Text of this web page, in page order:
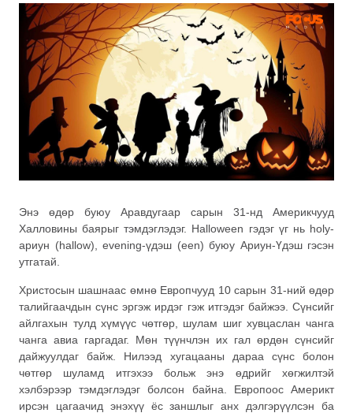
Энэ өдөр буюу Аравдугаар сарын 31-нд Америкчууд
Халловины баярыг тэмдэглэдэг. Halloween гэдэг үг нь holy-
ариун (hallow), evening-үдэш (een) буюу Ариун-Үдэш гэсэн
утгатай.
Христосын шашнаас өмнө Европчууд 10 сарын 31-ний өдөр
талийгаачдын сүнс эргэж ирдэг гэж итгэдэг байжээ. Сүнсийг
айлгахын тулд хүмүүс чөтгөр, шулам шиг хувцаслан чанга
чанга авиа гаргадаг. Мөн түүнчлэн их гал өрдөн сүнсийг
дайжуулдаг байж. Нилээд хугацааны дараа сүнс болон
чөтгөр шуламд итгэхээ больж энэ өдрийг хөгжилтэй
хэлбэрээр тэмдэглэдэг болсон байна. Европоос Америкт
ирсэн цагаачид энэхүү ёс заншлыг анх дэлгэрүүлсэн ба